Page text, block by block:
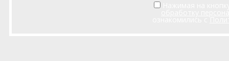
Нажимая на